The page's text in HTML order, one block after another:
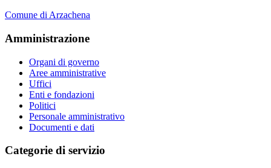
Comune di Arzachena
Amministrazione
Organi di governo
Aree amministrative
Uffici
Enti e fondazioni
Politici
Personale amministrativo
Documenti e dati
Categorie di servizio